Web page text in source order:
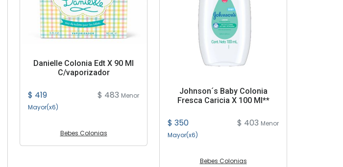
Danielle Colonia Edt X 90 Ml
C/vaporizador
$ 419
Mayor(x6)
$ 483 Menor
Bebes Colonias
Johnson´s Baby Colonia
Fresca Caricia X 100 Ml**
$ 350
Mayor(x6)
$ 403 Menor
Bebes Colonias